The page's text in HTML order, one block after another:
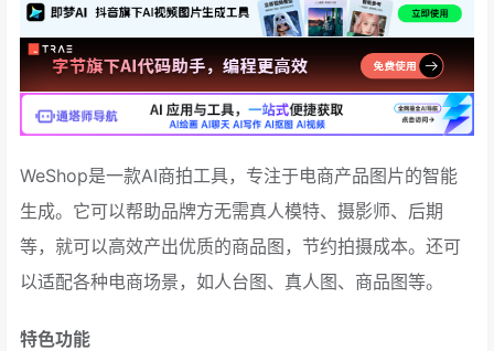
WeShop是一款AI商拍工具，专注于电商产品图片的智能
生成。它可以帮助品牌方无需真人模特、摄影师、后期
等，就可以高效产出优质的商品图，节约拍摄成本。还可
以适配各种电商场景，如人台图、真人图、商品图等。
特色功能